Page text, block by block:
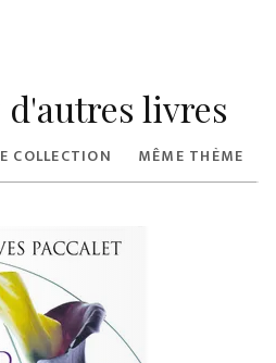
d'autres livres
COLLECTION MÊME THÈME